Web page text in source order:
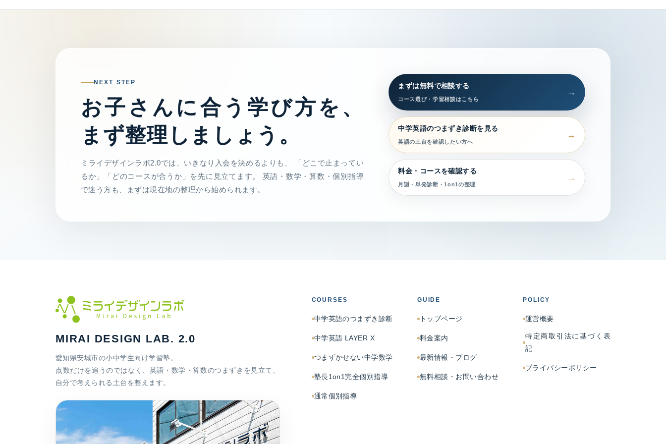
NEXT STEP
お子さんに合う学び方を、
まず整理しましょう。
ミライデザインラボ2.0では、いきなり入会を決めるよりも、 「どこで止まってい
るか」「どのコースが合うか」を先に見立てます。 英語・数学・算数・個別指導
で迷う方も、まずは現在地の整理から始められます。
まずは無料で相談する
コース選び・学習相談はこちら
中学英語のつまずき診断を見る
英語の土台を確認したい方へ
料金・コースを確認する
月謝・単発診断・1on1の整理
MIRAI DESIGN LAB. 2.0
愛知県安城市の小中学生向け学習塾。
点数だけを追うのではなく、英語・数学・算数のつまずきを見立て、
自分で考えられる土台を整えます。
COURSES
中学英語のつまずき診断
中学英語 LAYER X
つまずかせない中学数学
塾長1on1完全個別指導
通常個別指導
GUIDE
トップページ
料金案内
最新情報・ブログ
無料相談・お問い合わせ
POLICY
運営概要
特定商取引法に基づく表
記
プライバシーポリシー